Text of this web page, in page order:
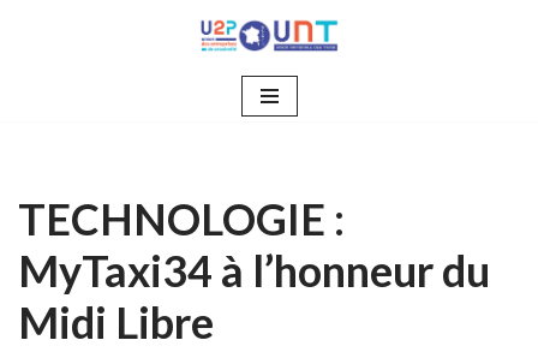
TECHNOLOGIE :
MyTaxi34 à l’honneur du
Midi Libre